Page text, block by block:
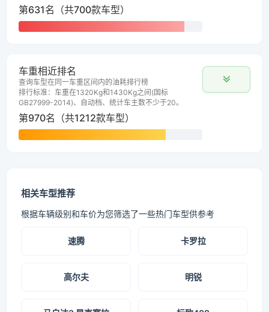
第631名（共700款车型）
车重相近排名
查询车型在同一车重区间内的油耗排行榜
排行标准：车重在1320Kg和1430Kg之间(国标
GB27999-2014)、自动档、统计车主数不少于20。
第970名（共1212款车型）
相关车型推荐
根据车辆级别和车价为您筛选了一些热门车型供参考
速腾 卡罗拉
高尔夫 明锐